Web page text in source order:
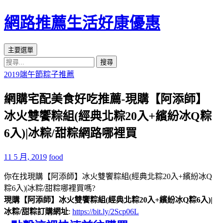
網路推薦生活好康優惠
搜
尋
主要選單
主
內
容
區
搜
尋
鍵
字:
2019端午節粽子推薦
網購宅配美食好吃推薦-現購【阿添師】
冰火雙饗粽組(經典北粽20入+繽紛冰Q粽
6入)|冰粽/甜粽網路哪裡買
11 5 月, 2019 food
你在找現購【阿添師】冰火雙饗粽組(經典北粽20入+繽紛冰Q
粽6入)|冰粽/甜粽哪裡買嗎?
現購【阿添師】冰火雙饗粽組(經典北粽20入+繽紛冰Q粽6入)|
冰粽/甜粽訂購網址: https://bit.ly/2Scp06L